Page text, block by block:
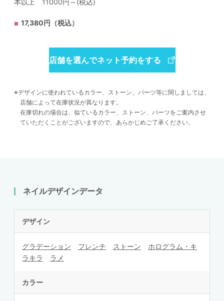
本以上 11000円～(税込)
17,380円（税込）
店舗を選んでネット予約をする
デザインに使われているカラー、ストーン、パーツ等に関しましては、
店舗によって在庫状況が異なります。
在庫切れの場合は、似ているカラー、ストーン、パーツをご案内させ
ていただくことがございますので、あらかじめご了承ください。
ネイルデザインデータ
デザイン
グラデーション フレンチ ストーン
ホログラム・キ
ラキラ
ラメ
カラー